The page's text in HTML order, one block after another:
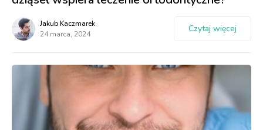
Jakub Kaczmarek
24 marca, 2024
Czytaj więcej